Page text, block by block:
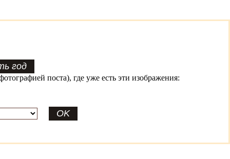
поста), где уже есть эти изображения: